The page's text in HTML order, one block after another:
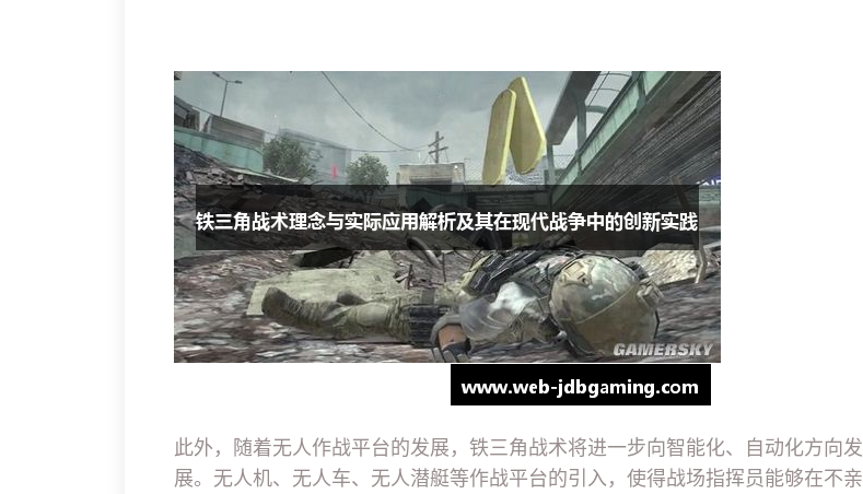
此外，随着无人作战平台的发展，铁三角战术将进一步向智能化、自动化方向发
展。无人机、无人车、无人潜艇等作战平台的引入，使得战场指挥员能够在不亲